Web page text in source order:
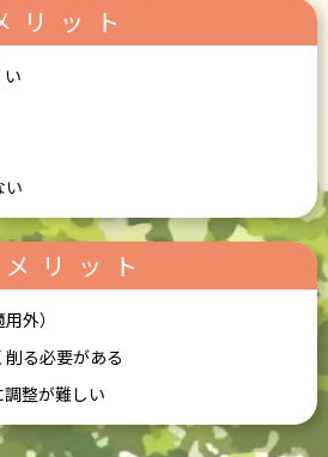
リット
い
リット
外）
る必要がある
整が難しい